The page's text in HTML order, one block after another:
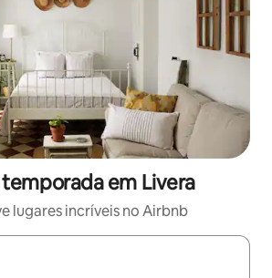
em Livera
lugares incríveis no Airbnb
estiverem disponíveis, explore-os